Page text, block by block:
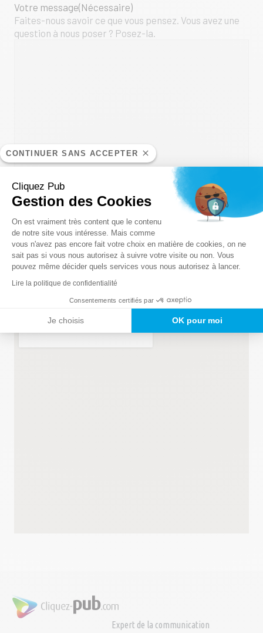
CONTINUER SANS ACCEPTER
Cliquez Pub
Gestion des Cookies
Plateforme de Gestion du
On est vraiment très content que le contenu
de notre site vous intéresse. Mais comme
vous n'avez pas encore fait votre choix en matière de cookies, on ne
sait pas si vous nous autorisez à suivre votre visite ou non. Vous
pouvez même décider quels services vous nous autorisez à lancer.
Lire la politique de confidentialité
Consentements certifiés par
Je choisis OK pour moi
Axeptio consent
Votre message(Nécessaire)
Faites-nous savoir ce que vous pensez. Vous avez une
question à nous poser ? Posez-la.
0 sur 600 caractères maximum
Plan d’accès
Expert de la communication